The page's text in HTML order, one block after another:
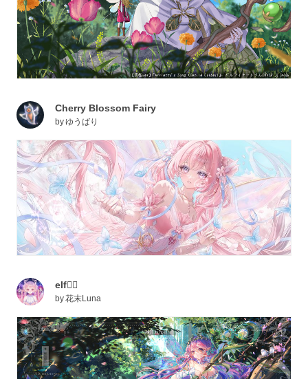
Cherry Blossom Fairy
byゆうばり
elf🧚‍♀️
by花末Luna